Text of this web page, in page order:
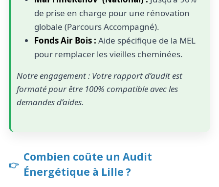
de prise en charge pour une rénovation
globale (Parcours Accompagné).
Fonds Air Bois : Aide spécifique de la MEL
pour remplacer les vieilles cheminées.
Notre engagement : Votre rapport d’audit est
formaté pour être 100% compatible avec les
demandes d’aides.
Combien coûte un Audit
Énergétique à Lille ?